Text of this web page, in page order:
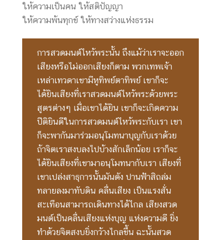
ให้ความเป็นคน ให้สติปัญญา
ให้ความพ้นทุกข์ ให้ทางสว่างแห่งธรรม
การสวดมนต์ไหว้พระนั้น ถึงแม้ว่าเราจะออก
เสียงหรือไม่ออกเสียงก็ตาม พวกเทพเจ้า
เหล่าเทวดาเขามีหูทิพย์ตาทิพย์ เขาก็จะ
ได้ยินเสียงที่เราสวดมนต์ไหว้พระด้วยพระ
สูตรต่างๆ เมื่อเขาได้ยิน เขาก็จะเกิดความ
ปีติยินดีในการสวดมนต์ไหว้พระกับเรา เขา
ก็จะพากันมาร่วมอนุโมทนาบุญกับเราด้วย
ถ้าจิตเราสงบลงไปบ้างสักเล็กน้อย เราก็จะ
ได้ยินเสียงที่เขามาอนุโมทนากับเรา เสียงที่
เขาเปล่งสาธุการนั้นมันดัง ปานฟ้าสิถล่ม
ทลายลงมาทับดิน คลื่นเสียง เป็นแรงสั่น
สะเทือนสามารถเดินทางได้ไกล เสียงสวด
มนต์เป็นคลื่นเสียงแห่งบุญ แห่งความดี ยิ่ง
ทำด้วยจิตสงบยิ่งกว้างไกลขึ้น ฉะนั้นสวด